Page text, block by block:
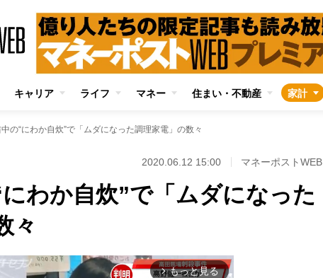
キャリア ライフ マネー 住まい・不動産 家計
の“にわか自炊”で「ムダになった調理家電」の数々
2020.06.12 15:00 マネーポストWEB
わか自炊”で「ムダになった
々
arrow_forward_ios もっと見る